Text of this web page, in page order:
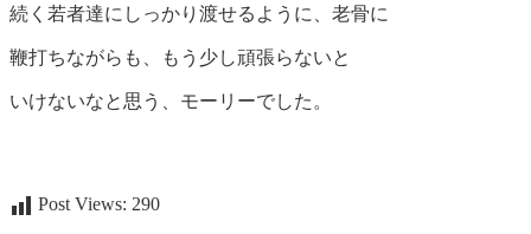
続く若者達にしっかり渡せるように、老骨に
鞭打ちながらも、もう少し頑張らないと
いけないなと思う、モーリーでした。
Post Views: 290